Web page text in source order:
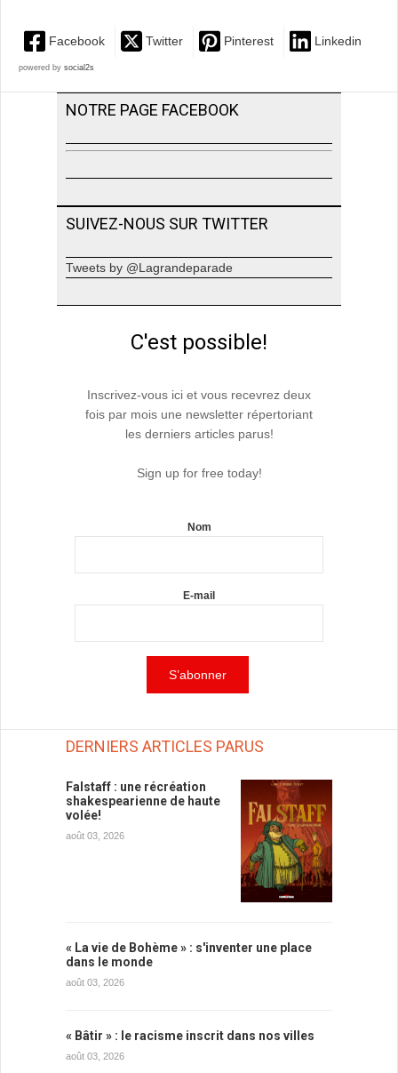
Facebook Twitter Pinterest Linkedin
powered by social2s
NOTRE PAGE FACEBOOK
SUIVEZ-NOUS SUR TWITTER
Tweets by @Lagrandeparade
C'est possible!
Inscrivez-vous ici et vous recevrez deux
fois par mois une newsletter répertoriant
les derniers articles parus!
Sign up for free today!
Nom
E-mail
DERNIERS ARTICLES PARUS
Falstaff : une récréation
shakespearienne de haute
volée!
août 03, 2026
« La vie de Bohème » : s'inventer une place
dans le monde
août 03, 2026
« Bâtir » : le racisme inscrit dans nos villes
août 03, 2026